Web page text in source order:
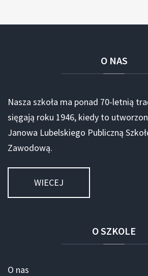
O NAS
Nasza szkoła ma ponad 70-letnią
sięgają roku 1946, kiedy to
Janowa Lubelskiego Publiczną
Zawodową.
WIECEJ
OSZKOLE
O nas